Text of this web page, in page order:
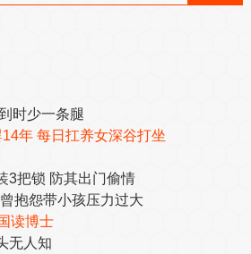
时少一条腿
年 每日扛养女深谷打坐
3把锁 防其出门偷情
抱怨带小孩压力过大
读博士
无人知